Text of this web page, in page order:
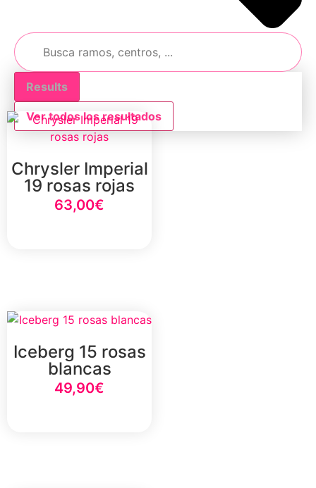
Results
Ver todos los resultados
Chrysler Imperial
19 rosas rojas
63,00€
Iceberg 15 rosas
blancas
49,90€